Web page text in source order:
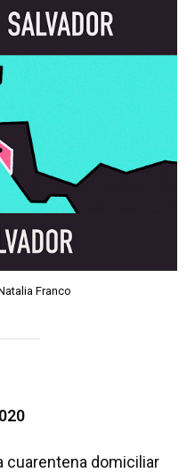
Franco
cuarentena domiciliar